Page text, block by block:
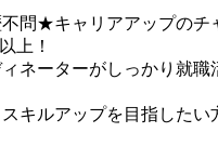
問★キャリアアップのチ
上！
ネーターがしっかり就職
キルアップを目指したい